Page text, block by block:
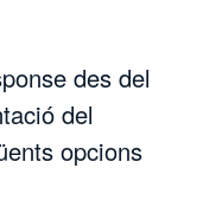
des del
del
opcions